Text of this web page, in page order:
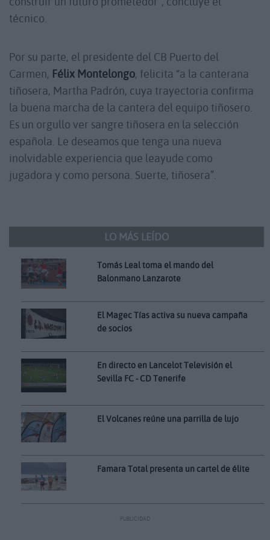
técnico.
Por su parte, el presidente del CB Puerto del
Carmen, Félix Montelongo, felicita “a la canterana
tiñosera, Martha Padrón, cuya trayectoria confirma
la buena marcha de la cantera del equipo tiñosero.
Es un orgullo ver sangre tiñosera en la selección
española. Le deseamos que tenga una nueva
inolvidable experiencia que leayude como
jugadora y como persona. Suerte, tiñosera”.
LO MÁS LEÍDO
Tomás Leal toma el mando del
Balonmano Lanzarote
El Magec Tías activa su nueva campaña
de socios
En directo en Lancelot Televisión el
Sevilla FC - CD Tenerife
El Volcanes reúne una parrilla de lujo
Famara Total presenta un cartel de élite
PUBLICIDAD